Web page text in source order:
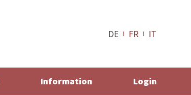
DE FR IT
Information Login